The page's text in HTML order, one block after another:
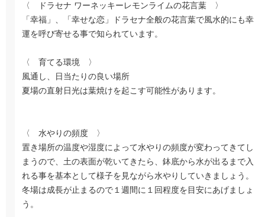
〈 ドラセナ ワーネッキーレモンライムの花言葉 〉
「幸福」、「幸せな恋」ドラセナ全般の花言葉で風水的にも幸
運を呼び寄せる事で知られています。
〈 育てる環境 〉
風通し、日当たりの良い場所
夏場の直射日光は葉焼けを起こす可能性があります。
〈 水やりの頻度 〉
置き場所の温度や湿度によって水やりの頻度が変わってきてし
まうので、土の表面が乾いてきたら、鉢底から水が出るまで入
れる事を基本として様子を見ながら水やりしていきましょう。
冬場は成長が止まるので１週間に１回程度を目安にあげましょ
う。